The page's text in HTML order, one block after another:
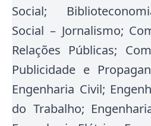
Social;
Social – Jornalismo;
Relações Públicas;
Publicidade e
Engenharia Civil;
do Trabalho;